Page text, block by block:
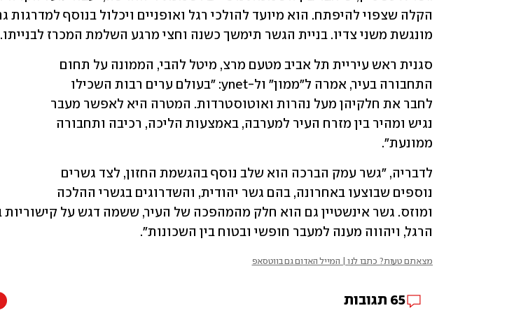
מונגשת משני צדיו. בניית הגשר תימשך כשנה וחצי מרגע השלמת המכרז לבנייתו.
ממונעת".
הרגל, ויהווה מענה למעבר חופשי ובטוח בין השכונות".
מצאתם טעות? כתבו לנו | המייל האדום גם בווטסאפ
65 תגובות